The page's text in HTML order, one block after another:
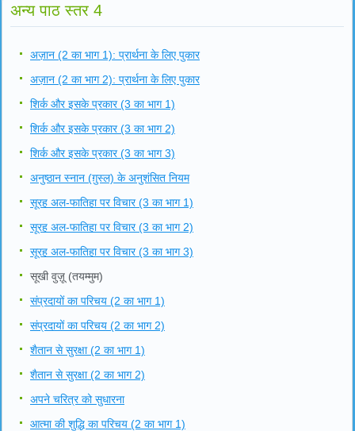
अन्य पाठ स्तर 4
अज़ान (2 का भाग 1): प्रार्थना के लिए पुकार
अज़ान (2 का भाग 2): प्रार्थना के लिए पुकार
शिर्क और इसके प्रकार (3 का भाग 1)
शिर्क और इसके प्रकार (3 का भाग 2)
शिर्क और इसके प्रकार (3 का भाग 3)
अनुष्ठान स्नान (ग़ुस्ल) के अनुशंसित नियम
सूरह अल-फातिहा पर विचार (3 का भाग 1)
सूरह अल-फातिहा पर विचार (3 का भाग 2)
सूरह अल-फातिहा पर विचार (3 का भाग 3)
सूखी वुज़ू (तयम्मुम)
संप्रदायों का परिचय (2 का भाग 1)
संप्रदायों का परिचय (2 का भाग 2)
शैतान से सुरक्षा (2 का भाग 1)
शैतान से सुरक्षा (2 का भाग 2)
अपने चरित्र को सुधारना
आत्मा की शुद्धि का परिचय (2 का भाग 1)